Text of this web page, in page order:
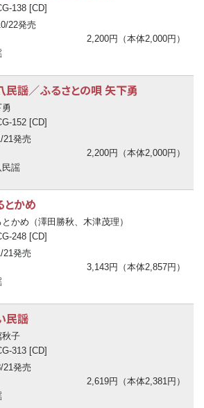
138 [CD]
22発売
2,200円（本体2,000円）
民謡／ふるさとの唄 矢下勇
勇
152 [CD]
21発売
2,200円（本体2,000円）
民謡
とかめ
かめ（澤田勝秋、木津茂理）
248 [CD]
21発売
3,143円（本体2,857円）
民謡
秋子
313 [CD]
21発売
2,619円（本体2,381円）